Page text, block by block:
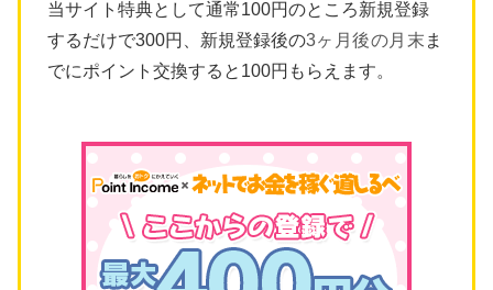
当サイト特典として通常100円のところ新規登録
するだけで300円、新規登録後の3ヶ月後の月末 ま
でにポイント交換すると100円もらえます。